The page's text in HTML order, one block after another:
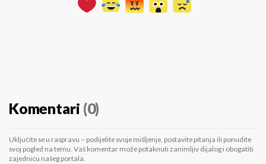
Komentari (0)
Uključite se u raspravu – podijelite svoje mišljenje, postavite pitanja ili ponudite
svoj pogled na temu. Vaš komentar može potaknuti zanimljiv dijalog i obogatiti
zajednicu našeg portala.